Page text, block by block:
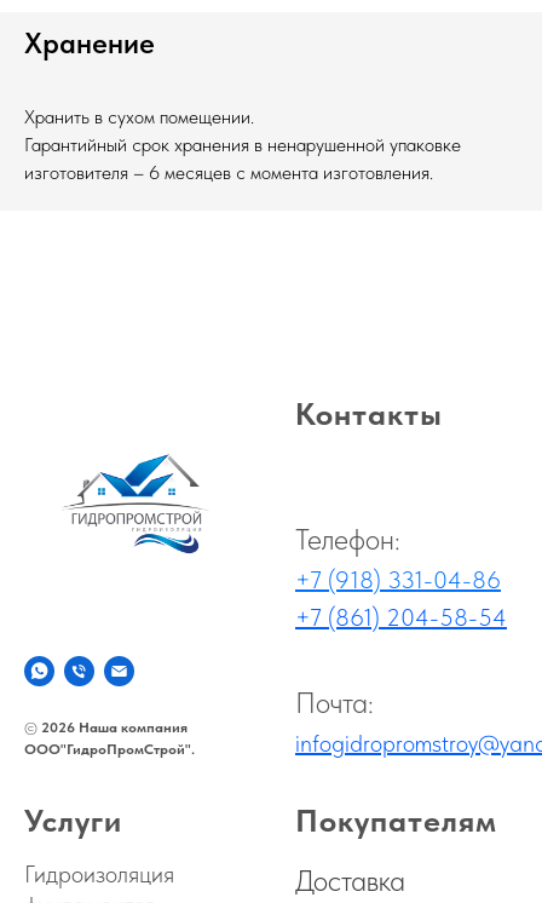
Хранение
Хранить в сухом помещении.
Гарантийный срок хранения в ненарушенной упаковке
изготовителя – 6 месяцев с момента изготовления.
© 2026 Наша компания
ООО"ГидроПромСтрой".
Контакты
Телефон:
+7 (918) 331-04-86
+7 (861) 204-58-54
Почта:
Услуги
Гидроизоляция
Покупателям
Доставка